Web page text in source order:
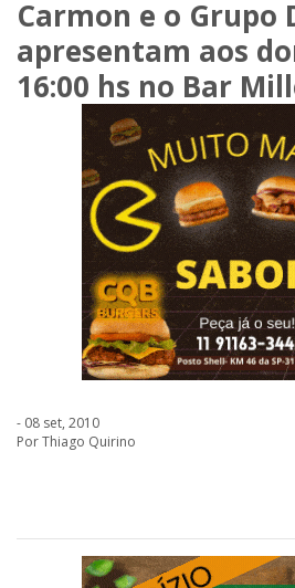
Carmon e o Grupo
apresentam aos
16:00 hs no Bar
- 08 set, 2010
Por Thiago Quirino